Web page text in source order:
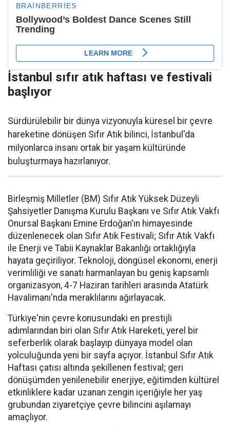
İstanbul sıfır atık haftası ve festivali
başlıyor
Sürdürülebilir bir dünya vizyonuyla küresel bir çevre
hareketine dönüşen Sıfır Atık bilinci, İstanbul'da
milyonlarca insanı ortak bir yaşam kültüründe
buluşturmaya hazırlanıyor.
Birleşmiş Milletler (BM) Sıfır Atık Yüksek Düzeyli
Şahsiyetler Danışma Kurulu Başkanı ve Sıfır Atık Vakfı
Onursal Başkanı Emine Erdoğan'ın himayesinde
düzenlenecek olan Sıfır Atık Festivali; Sıfır Atık Vakfı
ile Enerji ve Tabii Kaynaklar Bakanlığı ortaklığıyla
hayata geçiriliyor. Teknoloji, döngüsel ekonomi, enerji
verimliliği ve sanatı harmanlayan bu geniş kapsamlı
organizasyon, 4-7 Haziran tarihleri arasında Atatürk
Havalimanı'nda meraklılarını ağırlayacak.
Türkiye'nin çevre konusundaki en prestijli
adımlarından biri olan Sıfır Atık Hareketi, yerel bir
seferberlik olarak başlayıp dünyaya model olan
yolculuğunda yeni bir sayfa açıyor. İstanbul Sıfır Atık
Haftası çatısı altında şekillenen festival; geri
dönüşümden yenilenebilir enerjiye, eğitimden kültürel
etkinliklere kadar uzanan zengin içeriğiyle her yaş
grubundan ziyaretçiye çevre bilincini aşılamayı
amaçlıyor.